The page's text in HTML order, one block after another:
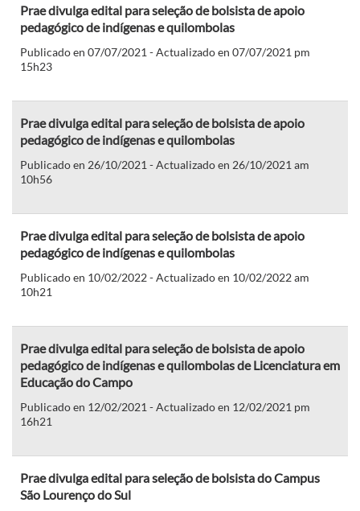
Prae divulga edital para seleção de bolsista de apoio
pedagógico de indígenas e quilombolas
Publicado en 07/07/2021 - Actualizado en 07/07/2021 pm
15h23
Prae divulga edital para seleção de bolsista de apoio
pedagógico de indígenas e quilombolas
Publicado en 26/10/2021 - Actualizado en 26/10/2021 am
10h56
Prae divulga edital para seleção de bolsista de apoio
pedagógico de indígenas e quilombolas
Publicado en 10/02/2022 - Actualizado en 10/02/2022 am
10h21
Prae divulga edital para seleção de bolsista de apoio
pedagógico de indígenas e quilombolas de Licenciatura em
Educação do Campo
Publicado en 12/02/2021 - Actualizado en 12/02/2021 pm
16h21
Prae divulga edital para seleção de bolsista do Campus
São Lourenço do Sul